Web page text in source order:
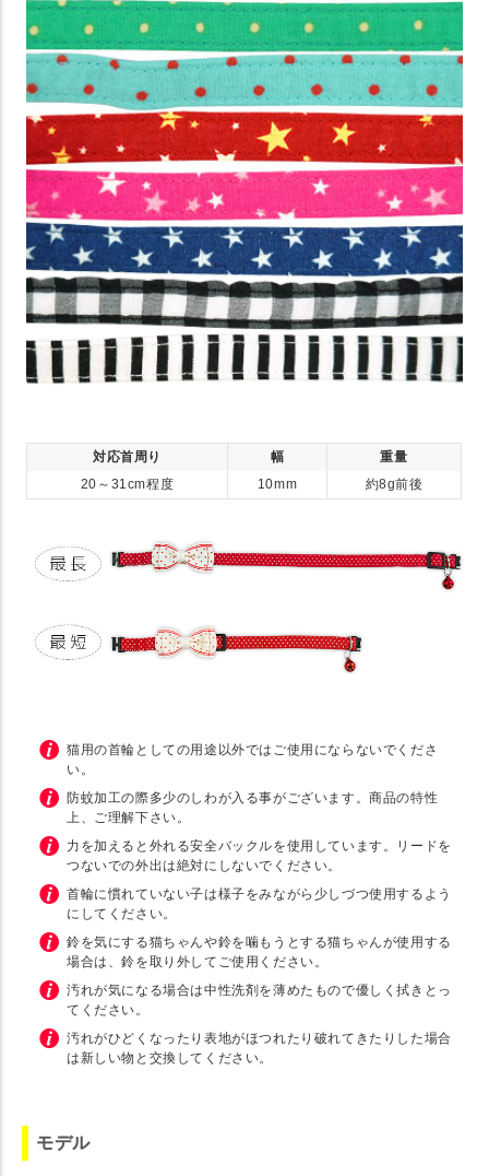
対応首周り 幅
重量
20～31cm程度
10mm 約8g前後
猫用の首輪としての用途以外ではご使用にならないでくださ
い。
防蚊加工の際多少のしわが入る事がございます。商品の特性
上、ご理解下さい。
力を加えると外れる安全バックルを使用しています。リードを
つないでの外出は絶対にしないでください。
首輪に慣れていない子は様子をみながら少しづつ使用するよう
にしてください。
鈴を気にする猫ちゃんや鈴を噛もうとする猫ちゃんが使用する
場合は、鈴を取り外してご使用ください。
汚れが気になる場合は中性洗剤を薄めたもので優しく拭きとっ
てください。
汚れがひどくなったり表地がほつれたり破れてきたりした場合
は新しい物と交換してください。
モデル